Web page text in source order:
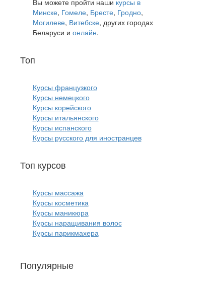
Вы можете пройти наши курсы в
Минске, Гомеле, Бресте, Гродно,
Могилеве, Витебске, других городах
Беларуси и онлайн.
Топ
Курсы французкого
Курсы немецкого
Курсы корейского
Курсы итальянского
Курсы испанского
Курсы русского для иностранцев
Топ курсов
Курсы массажа
Курсы косметика
Курсы маникюра
Курсы наращивания волос
Курсы парикмахера
Популярные